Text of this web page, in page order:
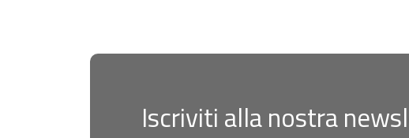
Iscriviti alla nostra